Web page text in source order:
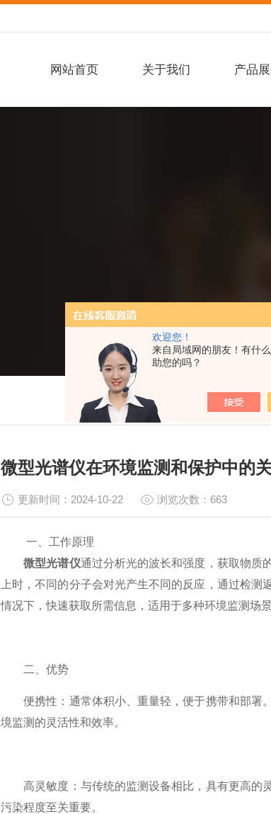
欢迎您！
来自局域网的朋友！有什
助您的吗？
网站首页 关于我们 产品
微型光谱仪在环境监测和保护中的
更新时间：2024-10-22 浏览次数：663
一、工作原理
微型光谱仪通过分析光的波长和强度，获取物质
上时，不同的分子会对光产生不同的反应，通过检
情况下，快速获取所需信息，适用于多种环境监测场景
二、优势
便携性：通常体积小、重量轻，便于携带和部署。
境监测的灵活性和效率。
高灵敏度：与传统的监测设备相比，具有更高的灵
污染程度至关重要。